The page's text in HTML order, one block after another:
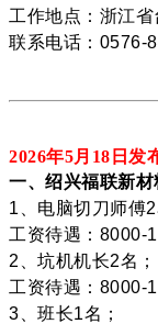
工作地点：浙江
联系电话：0576-
2026年5月18 日发
一、绍兴福联新材
1、电脑切刀师傅2
工资待遇：8000-
2、坑机机长2名；
工资待遇：8000-
3、班长1名；